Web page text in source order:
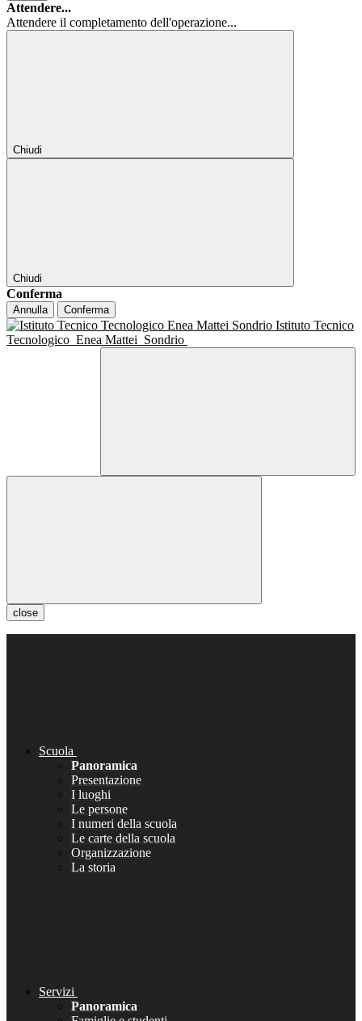
Attendere...
Attendere il completamento dell'operazione...
Chiudi
Chiudi
Conferma
Annulla Conferma
Istituto Tecnico
Tecnologico Enea Mattei Sondrio
close
Scuola
Panoramica
Presentazione
I luoghi
Le persone
I numeri della scuola
Le carte della scuola
Organizzazione
La storia
Servizi
Panoramica